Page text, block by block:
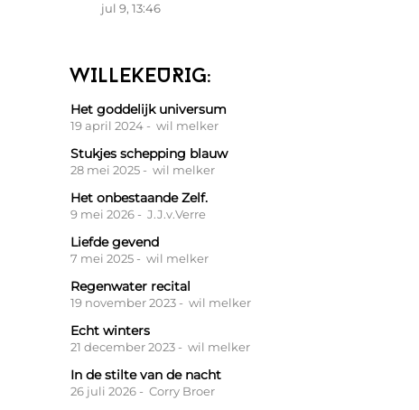
jul 9, 13:46
WILLEKEURIG:
Het goddelijk universum
19 april 2024 - wil melker
Stukjes schepping blauw
28 mei 2025 - wil melker
Het onbestaande Zelf.
9 mei 2026 - J.J.v.Verre
Liefde gevend
7 mei 2025 - wil melker
Regenwater recital
19 november 2023 - wil melker
Echt winters
21 december 2023 - wil melker
In de stilte van de nacht
26 juli 2026 - Corry Broer